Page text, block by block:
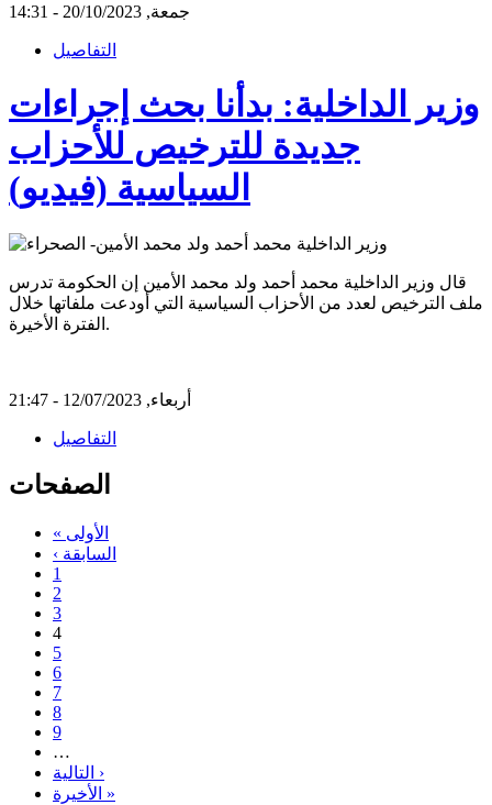
جمعة, 20/10/2023 - 14:31
التفاصيل
وزير الداخلية: بدأنا بحث إجراءات
جديدة للترخيص للأحزاب
السياسية (فيديو)
قال وزير الداخلية محمد أحمد ولد محمد الأمين إن الحكومة تدرس
ملف الترخيص لعدد من الأحزاب السياسية التي أودعت ملفاتها خلال
الفترة الأخيرة.
أربعاء, 12/07/2023 - 21:47
التفاصيل
الصفحات
« الأولى
‹ السابقة
1
2
3
4
5
6
7
8
9
…
التالية ›
الأخيرة »